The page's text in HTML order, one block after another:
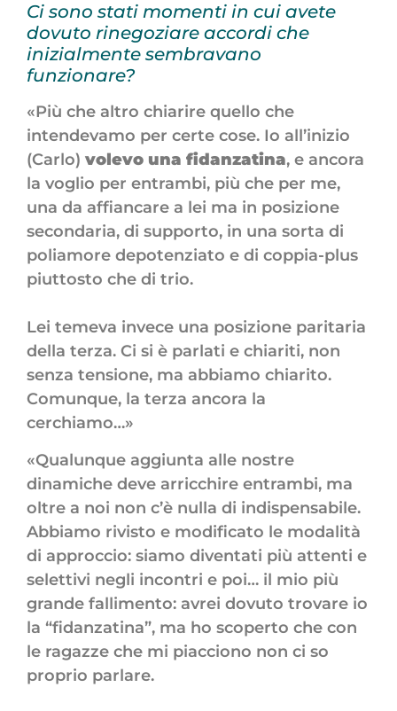
Ci sono stati momenti in cui avete
dovuto rinegoziare accordi che
inizialmente sembravano
funzionare?
«Più che altro chiarire quello che
intendevamo per certe cose. Io all’inizio
(Carlo) volevo una fidanzatina, e ancora
la voglio per entrambi, più che per me,
una da affiancare a lei ma in posizione
secondaria, di supporto, in una sorta di
poliamore depotenziato e di coppia-plus
piuttosto che di trio.
Lei temeva invece una posizione paritaria
della terza. Ci si è parlati e chiariti, non
senza tensione, ma abbiamo chiarito.
Comunque, la terza ancora la
cerchiamo…»
«Qualunque aggiunta alle nostre
dinamiche deve arricchire entrambi, ma
oltre a noi non c’è nulla di indispensabile.
Abbiamo rivisto e modificato le modalità
di approccio: siamo diventati più attenti e
selettivi negli incontri e poi… il mio più
grande fallimento: avrei dovuto trovare io
la “fidanzatina”, ma ho scoperto che con
le ragazze che mi piacciono non ci so
proprio parlare.